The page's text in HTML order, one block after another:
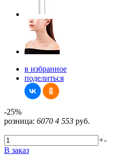
в избранное
поделиться
-25%
розница: 6070 4 553 руб.
+-
В заказ